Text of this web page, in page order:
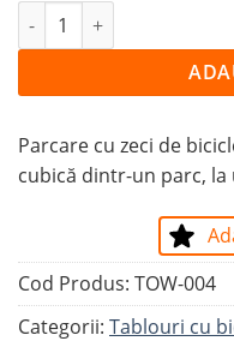
Cantitate Tablou
Parcare cu zeci de
cubică dintr-un parc,
Cod Produs: TOW-004
Categorii: Tablouri cu